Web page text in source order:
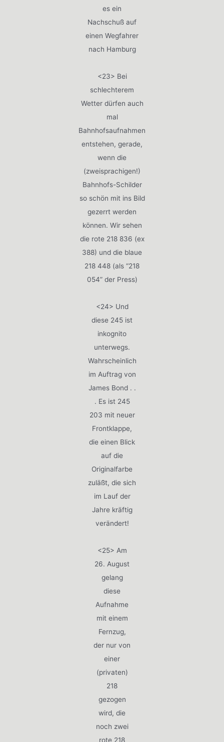
es ein
Nachschuß auf
einen Wegfahrer
nach Hamburg
<23> Bei
schlechterem
Wetter dürfen auch
mal
Bahnhofsaufnahmen
entstehen, gerade,
wenn die
(zweisprachigen!)
Bahnhofs-Schilder
so schön mit ins Bild
gezerrt werden
können. Wir sehen
die rote 218 836 (ex
388) und die blaue
218 448 (als “218
054” der Press)
<24> Und
diese 245 ist
inkognito
unterwegs.
Wahrscheinlich
im Auftrag von
James Bond . .
. Es ist 245
203 mit neuer
Frontklappe,
die einen Blick
auf die
Originalfarbe
zuläßt, die sich
im Lauf der
Jahre kräftig
verändert!
<25> Am
26. August
gelang
diese
Aufnahme
mit einem
Fernzug,
der nur von
einer
(privaten)
218
gezogen
wird, die
noch zwei
rote 218